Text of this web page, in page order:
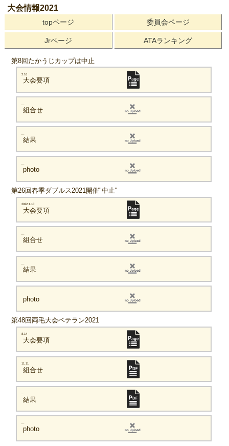
大会情報2021
topページ 委員会ページ
Jrページ ATAランキング
第8回たかうじカップは中止
2.16
大会要項
組合せ
結果
photo
第26回春季ダブルス2021開催"中止"
2022.1.10
大会要項
組合せ
結果
photo
第48回両毛大会ベテラン2021
8.14
大会要項
11.11
組合せ
結果
photo